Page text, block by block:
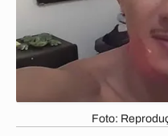
Foto: